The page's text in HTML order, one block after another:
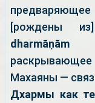
[рождены
раскрывающее
Махаяны —
Дхармы как